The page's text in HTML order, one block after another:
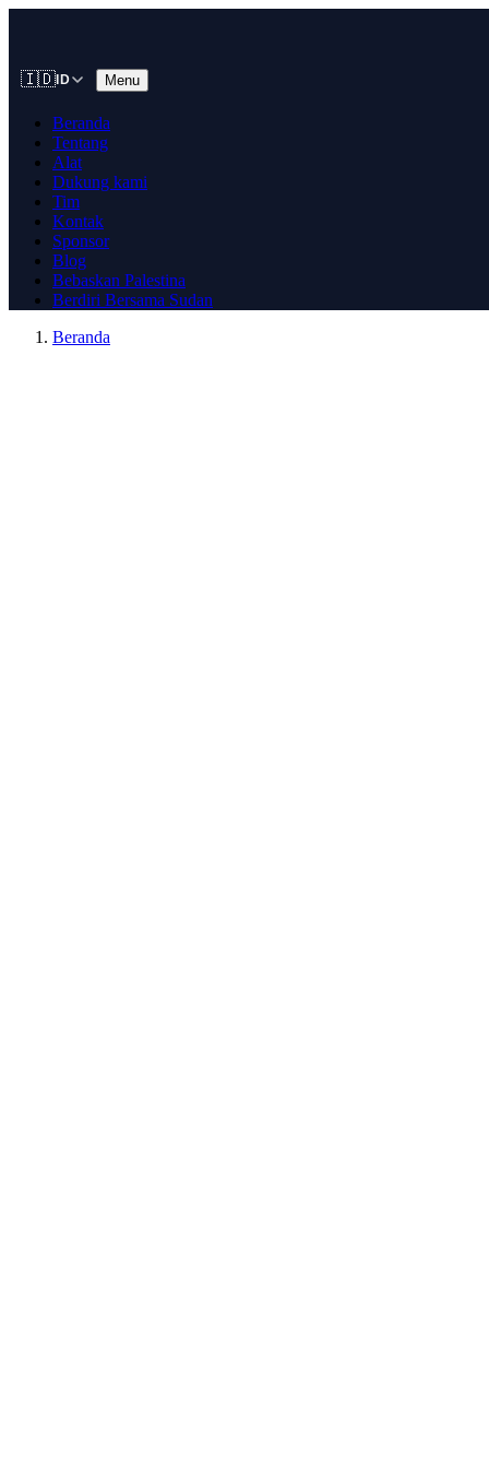
🇮🇩 ID Menu
Beranda
Tentang
Alat
Dukung kami
Tim
Kontak
Sponsor
Blog
Bebaskan Palestina
Berdiri Bersama Sudan
Beranda